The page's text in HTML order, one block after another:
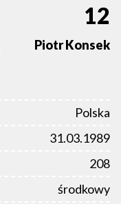
12
PiotrKonsek
Polska
31.03.1989
208
środkowy